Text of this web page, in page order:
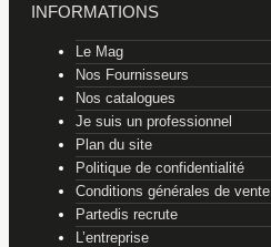
INFORMATIONS
Le Mag
Nos Fournisseurs
Nos catalogues
Je suis un professionnel
Plan du site
Politique de confidentialité
Conditions générales de vente
Partedis recrute
L’entreprise